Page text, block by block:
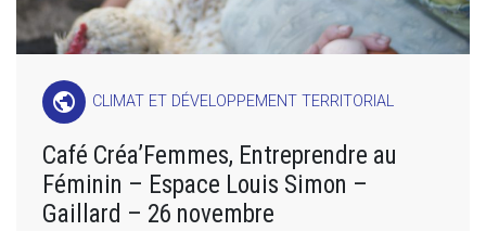
public CLIMAT ET DÉVELOPPEMENT TERRITORIAL
Café Créa’Femmes, Entreprendre au
Féminin – Espace Louis Simon –
Gaillard – 26 novembre